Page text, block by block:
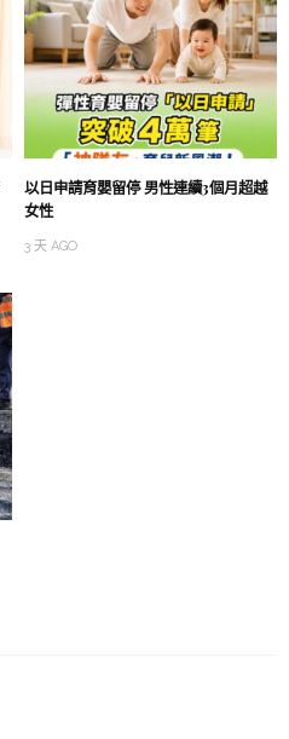
以日申請育嬰留停 男性連續3個月超越
女性
3 天 AGO